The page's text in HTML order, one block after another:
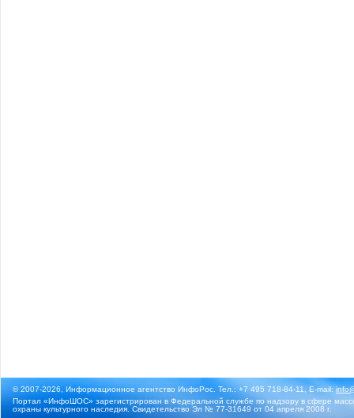
© 2007-2026, Информационное агентство ИнфоРос. Тел.: +7 495 718-84-11, E-mail:
Портал «ИнфоШОС» зарегистрирован в Федеральной службе по надзору в сфере
охраны культурного наследия. Свидетельство Эл № 77-31649 от 04 апреля 2008 г.